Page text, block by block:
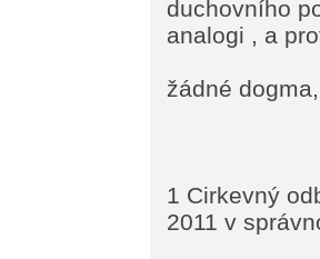
duchovního
analogi , a
žádné
1 Cirkevný
2011 v